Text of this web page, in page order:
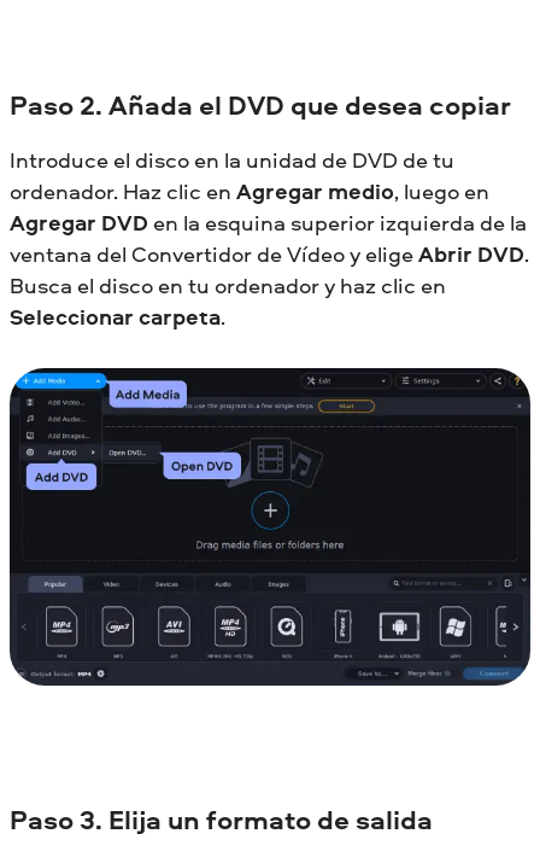
Paso 2. Añada el DVD que desea copiar
Introduce el disco en la unidad de DVD de tu
ordenador. Haz clic en Agregar medio, luego en
Agregar DVD en la esquina superior izquierda de la
ventana del Convertidor de Vídeo y eligeAbrir DVD.
Busca el disco en tu ordenador y haz clic en
Seleccionar carpeta.
Paso 3. Elija un formato de salida